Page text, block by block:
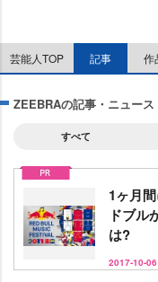
芸能人TOP 記事 作
ZEEBRAの記事・ニュース
すべて
1ヶ月
ドブル
は?
2017-10-06